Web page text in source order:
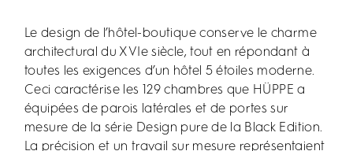
Le design de l’hôtel-boutique conserve le charme
architectural du XVIe siècle, tout en répondant à
toutes les exigences d’un hôtel 5 étoiles moderne.
Ceci caractérise les 129 chambres que HÜPPE a
équipées de parois latérales et de portes sur
mesure de la série Design pure de la Black Edition.
La précision et un travail sur mesure représentaient